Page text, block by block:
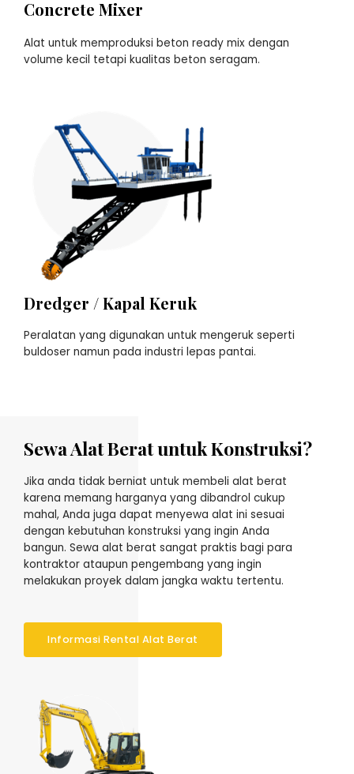
Concrete Mixer
Alat untuk memproduksi beton ready mix dengan
volume kecil tetapi kualitas beton seragam.
Dredger / Kapal Keruk
Peralatan yang digunakan untuk mengeruk seperti
buldoser namun pada industri lepas pantai.
Sewa Alat Berat untuk Konstruksi?
Jika anda tidak berniat untuk membeli alat berat
karena memang harganya yang dibandrol cukup
mahal, Anda juga dapat menyewa alat ini sesuai
dengan kebutuhan konstruksi yang ingin Anda
bangun. Sewa alat berat sangat praktis bagi para
kontraktor ataupun pengembang yang ingin
melakukan proyek dalam jangka waktu tertentu.
Informasi Rental Alat Berat